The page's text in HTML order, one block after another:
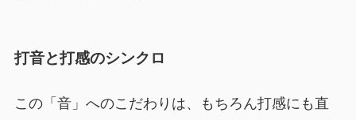
打音と打感のシンクロ
この「音」へのこだわりは、もちろん打感にも直